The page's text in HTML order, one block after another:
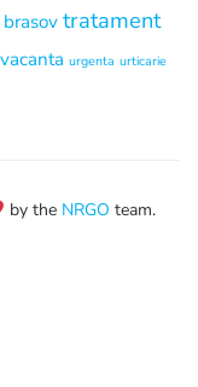
tratament
urgenta urticarie
by the NRGO team.